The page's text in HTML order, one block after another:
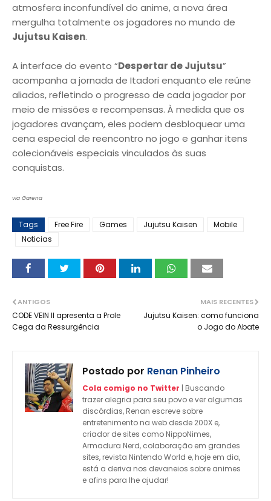
atmosfera inconfundível do anime, a nova área
mergulha totalmente os jogadores no mundo de
Jujutsu Kaisen.
A interface do evento “Despertar de Jujutsu”
acompanha a jornada de Itadori enquanto ele reúne
aliados, refletindo o progresso de cada jogador por
meio de missões e recompensas. À medida que os
jogadores avançam, eles podem desbloquear uma
cena especial de reencontro no jogo e ganhar itens
colecionáveis especiais vinculados às suas
conquistas.
via Garena
Tags Free Fire Games Jujutsu Kaisen
Mobile
Noticias
MAIS RECENTES
Jujutsu Kaisen: como funciona
o Jogo do Abate
ANTIGOS
CODE VEIN II apresenta a Prole
Cega da Ressurgência
Postado por Renan Pinheiro
Cola comigo no Twitter | Buscando
trazer alegria para seu povo e ver algumas
discórdias, Renan escreve sobre
entretenimento na web desde 200X e,
criador de sites como NippoNimes,
Armadura Nerd, colaboração em grandes
sites, revista Nintendo World e, hoje em dia,
está a deriva nos devaneios sobre animes
e afins para lhe ajudar!